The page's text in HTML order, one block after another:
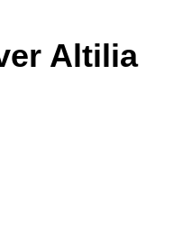
Altilia